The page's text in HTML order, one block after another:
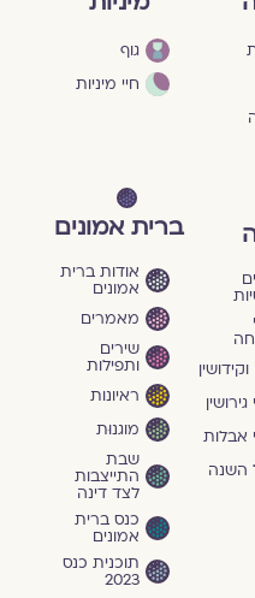
גוף
חיי מיניות
אבלות
השנה
ברית אמונים
אודות ברית
אמונים
מאמרים
שירים
ותפילות
ראיונות
מוגנוּת
שבת
התייצבות
לצד דינה
כנס ברית
אמונים
תוכנית כנס
2023